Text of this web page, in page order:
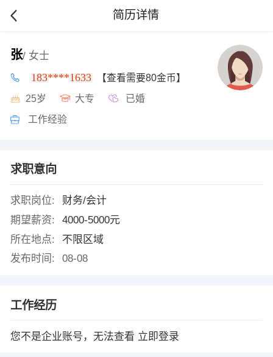
简历详情
张/ 女士
183****1633 【查看需要80金币】
25岁 大专 已婚
工作经验
求职意向
求职岗位:
财务/会计
期望薪资:
4000-5000元
所在地点:
不限区域
发布时间:
08-08
工作经历
您不是企业账号，无法查看 立即登录